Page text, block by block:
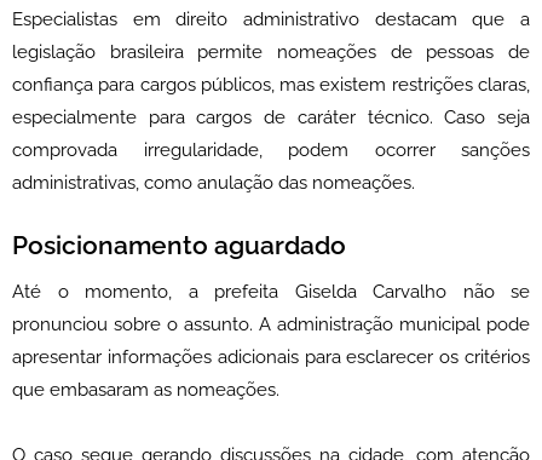
Especialistas em direito administrativo destacam que a
legislação brasileira permite nomeações de pessoas de
confiança para cargos públicos, mas existem restrições claras,
especialmente para cargos de caráter técnico. Caso seja
comprovada irregularidade, podem ocorrer sanções
administrativas, como anulação das nomeações.
Posicionamento aguardado
Até o momento, a prefeita Giselda Carvalho não se
pronunciou sobre o assunto. A administração municipal pode
apresentar informações adicionais para esclarecer os critérios
que embasaram as nomeações.
O caso segue gerando discussões na cidade, com atenção